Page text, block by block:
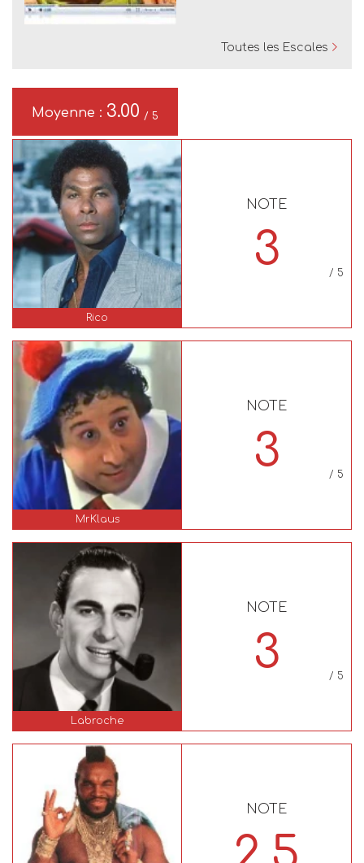
Toutes les Escales
Moyenne : 3.00 / 5
Rico
NOTE
3 / 5
MrKlaus
NOTE
3 / 5
Labroche
NOTE
3 / 5
NOTE